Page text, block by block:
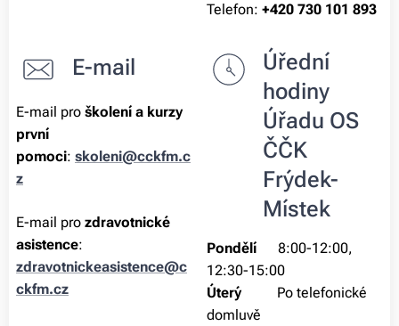
Telefon: +420 730 101 893
E-mail
E-mail pro školení a kurzy
první
pomoci: skoleni@cckfm.c
z
E-mail pro zdravotnické
asistence:
zdravotnickeasistence@c
ckfm.cz
Úřední
hodiny
Úřadu OS
ČČK
Frýdek-
Místek
Pondělí
8:00-12:00,
12:30-15:00
Úterý
Po telefonické
domluvě